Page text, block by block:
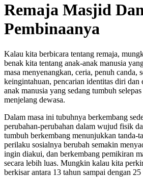
Remaja Masjid
Pembinaanya
Kalau kita berbicara tentang remaja,
benak kita tentang anak-anak manusia
masa menyenangkan, ceria, penuh canda,
keingintahuan, pencarian identitas diri dan
anak manusia yang sedang tumbuh
menjelang dewasa.
Dalam masa ini tubuhnya berkembang
perubahan-perubahan dalam wujud fisik
tumbuh berkembang menunjukkan tanda-
perilaku sosialnya berubah semakin
ingin diakui, dan berkembang pemikiran
secara lebih luas. Mungkin kalau kita
berkisar antara 13 tahun sampai dengan 25